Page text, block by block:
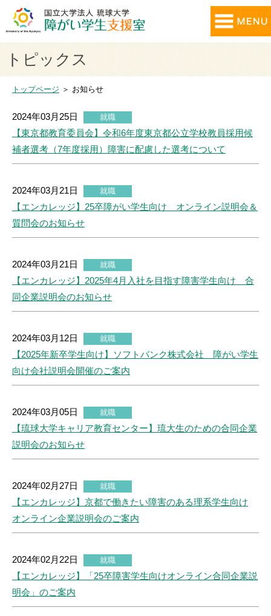
トピックス
トップページ ＞ お知らせ
2024年03月25日 就職
【東京都教育委員会】令和6年度東京都公立学校教員採用候
補者選考（7年度採用）障害に配慮した選考について
2024年03月21日 就職
【エンカレッジ】25卒障がい学生向け オンライン説明会＆
質問会のお知らせ
2024年03月21日 就職
【エンカレッジ】2025年4月入社を目指す障害学生向け 合
同企業説明会のお知らせ
2024年03月12日 就職
【2025年新卒学生向け】ソフトバンク株式会社 障がい学生
向け会社説明会開催のご案内
2024年03月05日 就職
【琉球大学キャリア教育センター】琉大生のための合同企業
説明会のお知らせ
2024年02月27日 就職
【エンカレッジ】京都で働きたい障害のある理系学生向け
オンライン企業説明会のご案内
2024年02月22日 就職
【エンカレッジ】「25卒障害学生向けオンライン合同企業説
明会」のご案内